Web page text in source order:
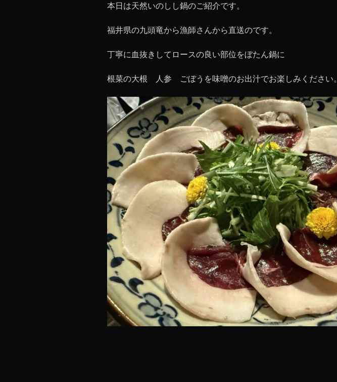
本日は天然いのしし鍋のご紹介です。
福井県の九頭竜から漁師さんから直送のです。
丁寧に血抜きしてロースの良い部位をぼたん鍋に
根菜の大根 人参 ごぼうを味噌のお出汁でお楽しみください。